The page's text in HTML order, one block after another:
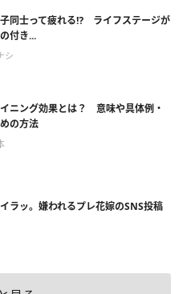
同士って疲れる⁉ ライフステージが
付き...
シ
ニング効果とは？ 意味や具体例・
の方法
ラッ。嫌われるプレ花嫁のSNS投稿